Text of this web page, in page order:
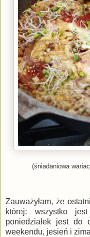
(śniadaniowa
Zauważyłam, że
której: wszystko
poniedziałek jest
weekendu, jesień i